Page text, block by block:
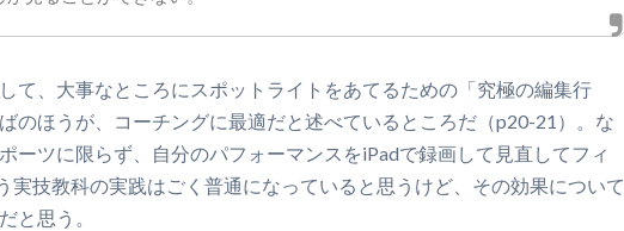
て、大事なところにスポットライトをあてるための「究極の編集行
のほうが、コーチングに最適だと述べているところだ（p20-21）。な
ーツに限らず、自分のパフォーマンスをiPadで録画して見直してフィ
実技教科の実践はごく普通になっていると思うけど、その効果について
と思う。